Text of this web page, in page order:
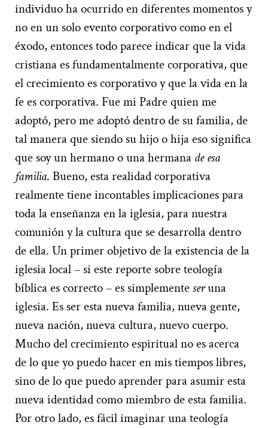
individuo ha ocurrido en diferentes momentos y
no en un solo evento corporativo como en el
éxodo, entonces todo parece indicar que la vida
cristiana es fundamentalmente corporativa, que
el crecimiento es corporativo y que la vida en la
fe es corporativa. Fue mi Padre quien me
adoptó, pero me adoptó dentro de su familia, de
tal manera que siendo su hijo o hija eso significa
que soy un hermano o una hermana de esa
familia. Bueno, esta realidad corporativa
realmente tiene incontables implicaciones para
toda la enseñanza en la iglesia, para nuestra
comunión y la cultura que se desarrolla dentro
de ella. Un primer objetivo de la existencia de la
iglesia local – si este reporte sobre teología
bíblica es correcto – es simplementeseruna
iglesia. Es ser esta nueva familia, nueva gente,
nueva nación, nueva cultura, nuevo cuerpo.
Mucho del crecimiento espiritual no es acerca
de lo que yo puedo hacer en mis tiempos libres,
sino de lo que puedo aprender para asumir esta
nueva identidad como miembro de esta familia.
Por otro lado, es fácil imaginar una teología